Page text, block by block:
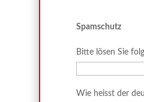
Spamschutz
Bitte lösen Sie
Wie heisst der